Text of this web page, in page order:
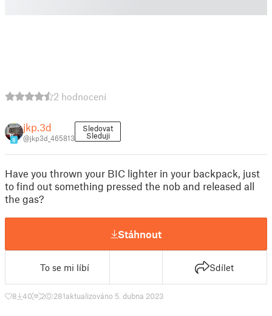
2 hodnocení
8
jkp.3d
@jkp3d_465813
Sledovat
Sleduji
Have you thrown your BIC lighter in your backpack, just
to find out something pressed the nob and released all
the gas?
Stáhnout
To se mi líbí Sdílet
8 40 2 281aktualizováno 5. dubna 2023